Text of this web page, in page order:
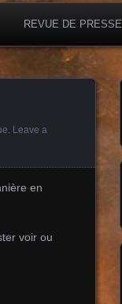
REVUE DE PRESSE
. Leave a
en
voir ou